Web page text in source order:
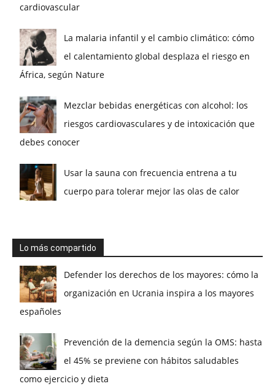
cardiovascular
La malaria infantil y el cambio climático: cómo
el calentamiento global desplaza el riesgo en
África, según Nature
Mezclar bebidas energéticas con alcohol: los
riesgos cardiovasculares y de intoxicación que
debes conocer
Usar la sauna con frecuencia entrena a tu
cuerpo para tolerar mejor las olas de calor
Lo más compartido
Defender los derechos de los mayores: cómo la
organización en Ucrania inspira a los mayores
españoles
Prevención de la demencia según la OMS: hasta
el 45% se previene con hábitos saludables
como ejercicio y dieta